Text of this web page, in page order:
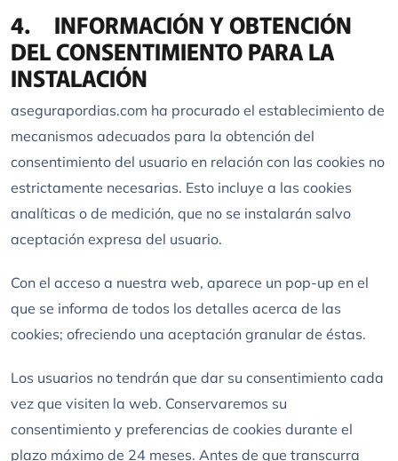
4. INFORMACIÓN Y OBTENCIÓN
DEL CONSENTIMIENTO PARA LA
INSTALACIÓN
asegurapordias.com ha procurado el establecimiento de
mecanismos adecuados para la obtención del
consentimiento del usuario en relación con las cookies no
estrictamente necesarias. Esto incluye a las cookies
analíticas o de medición, que no se instalarán salvo
aceptación expresa del usuario.
Con el acceso a nuestra web, aparece un pop-up en el
que se informa de todos los detalles acerca de las
cookies; ofreciendo una aceptación granular de éstas.
Los usuarios no tendrán que dar su consentimiento cada
vez que visiten la web. Conservaremos su
consentimiento y preferencias de cookies durante el
plazo máximo de 24 meses. Antes de que transcurra